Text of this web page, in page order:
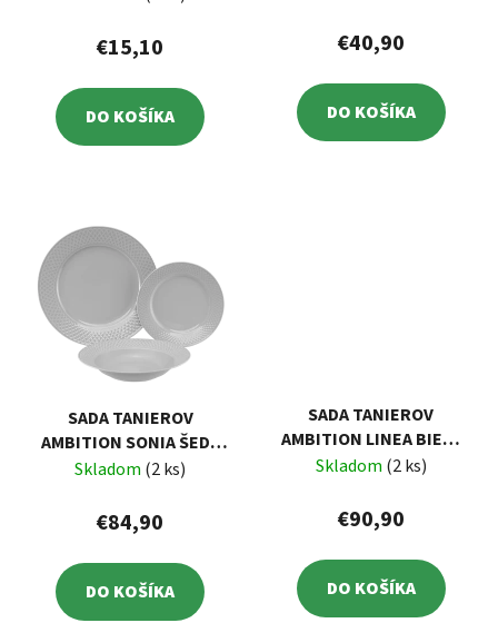
€15,10
DO KOŠÍKA
€40,90
DO KOŠÍKA
SADA TANIEROV
AMBITION SONIA ŠEDÁ
18-DIELNA
Skladom (2 ks)
€84,90
DO KOŠÍKA
SADA TANIEROV
AMBITION LINEA BIELA
18-DIELNA
Skladom (2 ks)
€90,90
DO KOŠÍKA